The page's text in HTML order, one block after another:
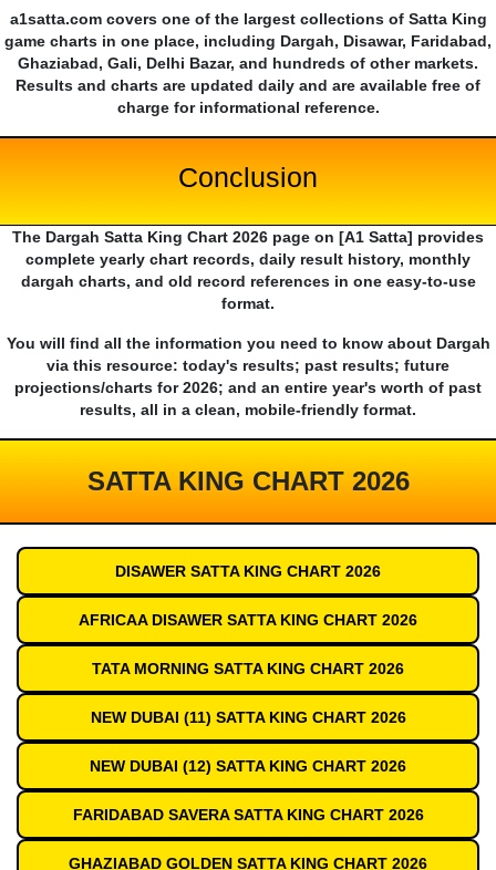
a1satta.com covers one of the largest collections of Satta King
game charts in one place, including Dargah, Disawar, Faridabad,
Ghaziabad, Gali, Delhi Bazar, and hundreds of other markets.
Results and charts are updated daily and are available free of
charge for informational reference.
Conclusion
The Dargah Satta King Chart 2026 page on [A1 Satta] provides
complete yearly chart records, daily result history, monthly
dargah charts, and old record references in one easy-to-use
format.
You will find all the information you need to know about Dargah
via this resource: today's results; past results; future
projections/charts for 2026; and an entire year's worth of past
results, all in a clean, mobile-friendly format.
SATTA KING CHART 2026
DISAWER SATTA KING CHART 2026
AFRICAA DISAWER SATTA KING CHART 2026
TATA MORNING SATTA KING CHART 2026
NEW DUBAI (11) SATTA KING CHART 2026
NEW DUBAI (12) SATTA KING CHART 2026
FARIDABAD SAVERA SATTA KING CHART 2026
GHAZIABAD GOLDEN SATTA KING CHART 2026